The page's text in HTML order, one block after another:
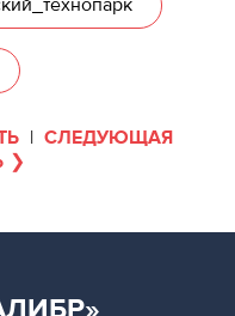
| СЛЕДУЮЩАЯ